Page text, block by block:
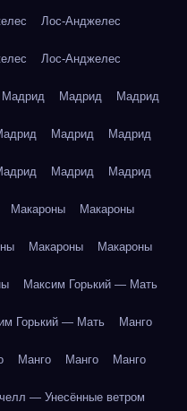
Лос-Анджелес
Лос-Анджелес
Мадрид Мадрид Мадрид
Мадрид Мадрид
Мадрид Мадрид
Макароны Макароны
Макароны Макароны
Максим Горький — Мать
Горький — Мать Манго
Манго Манго Манго
— Унесённые ветром